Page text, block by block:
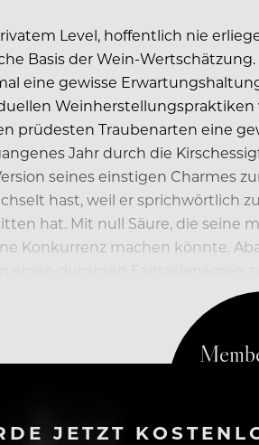
Level, hoffentlich nie
Basis der Wein-
eine gewisse
prüdesten Traubenarten eine
Jahr durch die
seines einstigen Charmes
hast, weil er sprichwörtlich
hat. Mit null Säure, die
Konkurrenz machen könnte.
Namen Pinot zu besudeln.
JETZT